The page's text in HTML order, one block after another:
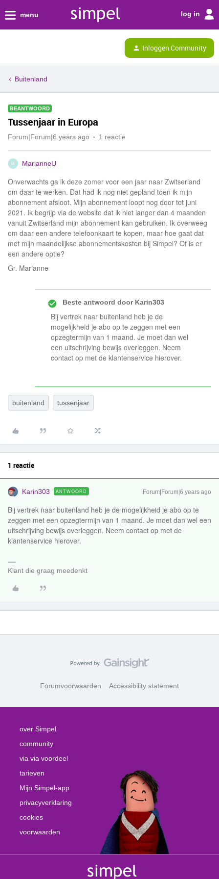
menu log in
Inloggen Community
Buitenland
BEANTWOORD
Tussenjaar in Europa
Forum|Forum|6 years ago 1 reactie
M MarianneU
Onverwachts ga ik deze zomer voor een jaar naar Zwitserland
om daar te werken. Dat had ik nog niet gepland toen ik mijn
abonnement afsloot. Mijn abonnement loopt nog door tot juni
2021. Ik begrijp via de website dat ik niet langer dan 4 maanden
vanuit Zwitserland mijn abonnement kan gebruiken. Ik overweeg
om daar een andere telefoonkaart te kopen, maar hoe gaat dat
met mijn maandelijkse abonnementskosten bij Simpel? Of is er
een andere optie?
Gr. Marianne
Beste antwoord doorKarin303
Bij vertrek naar buitenland heb je de
mogelijkheid je abo op te zeggen met een
opzegtermijn van 1 maand. Je moet dan wel
een uitschrijving bewijs overleggen. Neem
contact op met de klantenservice hierover.
buitenland tussenjaar
1 reactie
Karin303 ANTWOORD Forum|Forum|6 years ago
Bij vertrek naar buitenland heb je de mogelijkheid je abo op te
zeggen met een opzegtermijn van 1 maand. Je moet dan wel een
uitschrijving bewijs overleggen. Neem contact op met de
klantenservice hierover.
Klant die graag meedenkt
Forumvoorwaarden Accessibility statement
over Simpel
community
via via voordeel
tarieven
Mijn Simpel-app
privacyverklaring
cookies
voorwaarden